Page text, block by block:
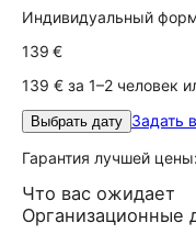
Индивидуальный
139 €
139 € за 1–2 человек
Выбрать дату Задать
Гарантия лучшей
Что вас ожидает
Организационные